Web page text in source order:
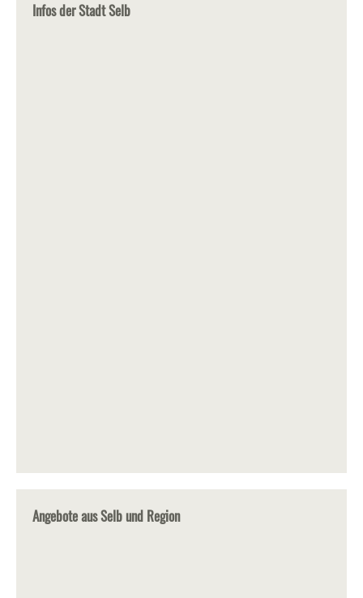
Infos der Stadt Selb
Angebote aus Selb und Region